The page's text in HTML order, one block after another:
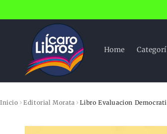
al contenido
Home
Inicio › Editorial Morata › Libro Evaluacion
directamente